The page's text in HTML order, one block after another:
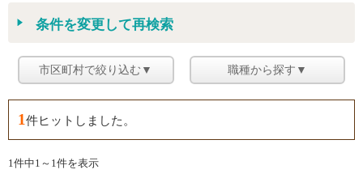
条件を変更して再検索
市区町村で絞り込む▼ 職種から探す▼
1件ヒットしました。
1件中1～1件を表示